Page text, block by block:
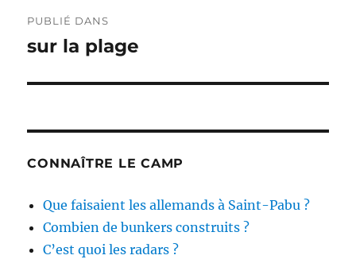
de
PUBLIÉ DANS
sur la plage
CONNAÎTRE LE CAMP
Que faisaient les allemands à Saint-Pabu ?
Combien de bunkers construits ?
C’est quoi les radars ?